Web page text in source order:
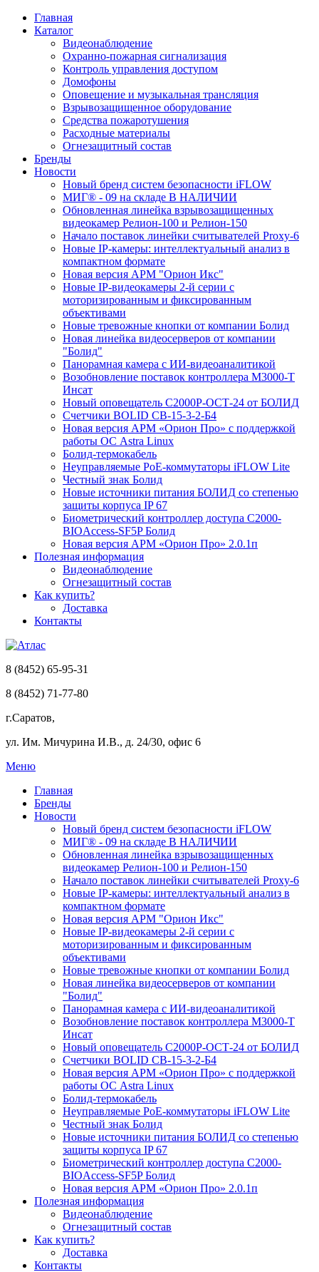
Главная
Каталог
Видеонаблюдение
Охранно-пожарная сигнализация
Контроль управления доступом
Домофоны
Оповещение и музыкальная трансляция
Взрывозащищенное оборудование
Средства пожаротушения
Расходные материалы
Огнезащитный состав
Бренды
Новости
Новый бренд систем безопасности iFLOW
МИГ® - 09 на складе В НАЛИЧИИ
Обновленная линейка взрывозащищенных
видеокамер Релион-100 и Релион-150
Начало поставок линейки считывателей Proxy-6
Новые IP-камеры: интеллектуальный анализ в
компактном формате
Новая версия АРМ "Орион Икс"
Новые IP-видеокамеры 2-й серии с
моторизированным и фиксированным
объективами
Новые тревожные кнопки от компании Болид
Новая линейка видеосерверов от компании
"Болид"
Панорамная камера с ИИ-видеоаналитикой
Возобновление поставок контроллера М3000-Т
Инсат
Новый оповещатель С2000Р-ОСТ-24 от БОЛИД
Счетчики BOLID СВ-15-3-2-Б4
Новая версия АРМ «Орион Про» с поддержкой
работы ОС Astra Linux
Болид-термокабель
Неуправляемые PoE-коммутаторы iFLOW Lite
Честный знак Болид
Новые источники питания БОЛИД со степенью
защиты корпуса IP 67
Биометрический контроллер доступа С2000-
BIOAccess-SF5P Болид
Новая версия АРМ «Орион Про» 2.0.1п
Полезная информация
Видеонаблюдение
Огнезащитный состав
Как купить?
Доставка
Контакты
8 (8452) 65-95-31
8 (8452) 71-77-80
г.Саратов,
ул. Им. Мичурина И.В., д. 24/30, офис 6
Меню
Главная
Бренды
Новости
Новый бренд систем безопасности iFLOW
МИГ® - 09 на складе В НАЛИЧИИ
Обновленная линейка взрывозащищенных
видеокамер Релион-100 и Релион-150
Начало поставок линейки считывателей Proxy-6
Новые IP-камеры: интеллектуальный анализ в
компактном формате
Новая версия АРМ "Орион Икс"
Новые IP-видеокамеры 2-й серии с
моторизированным и фиксированным
объективами
Новые тревожные кнопки от компании Болид
Новая линейка видеосерверов от компании
"Болид"
Панорамная камера с ИИ-видеоаналитикой
Возобновление поставок контроллера М3000-Т
Инсат
Новый оповещатель С2000Р-ОСТ-24 от БОЛИД
Счетчики BOLID СВ-15-3-2-Б4
Новая версия АРМ «Орион Про» с поддержкой
работы ОС Astra Linux
Болид-термокабель
Неуправляемые PoE-коммутаторы iFLOW Lite
Честный знак Болид
Новые источники питания БОЛИД со степенью
защиты корпуса IP 67
Биометрический контроллер доступа С2000-
BIOAccess-SF5P Болид
Новая версия АРМ «Орион Про» 2.0.1п
Полезная информация
Видеонаблюдение
Огнезащитный состав
Как купить?
Доставка
Контакты